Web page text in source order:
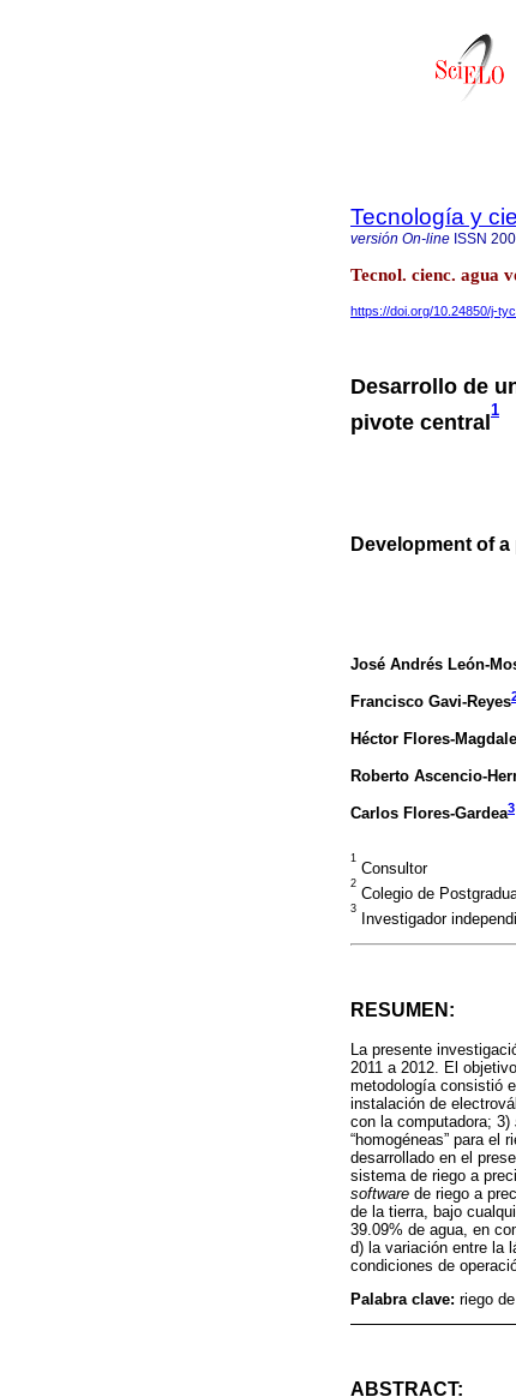
Tecnología y
versión On-line ISSN
Tecnol. cienc. agua
https://doi.org/10.24850/j-
Desarrollo de
pivote central
1
Development of
José Andrés León-
Francisco Gavi-Reyes
Héctor Flores-
Roberto Ascencio-
Carlos Flores-Gardea3
1
Consultor
2
Colegio de
3
Investigador
RESUMEN:
La presente
2011 a 2012. El
metodología consistió
instalación de
con la computadora; 3)
“homogéneas” para el
desarrollado en el
sistema de riego a
software de riego a
de la tierra, bajo
39.09% de agua, en
d) la variación entre la
condiciones de
Palabra clave: riego
ABSTRACT: